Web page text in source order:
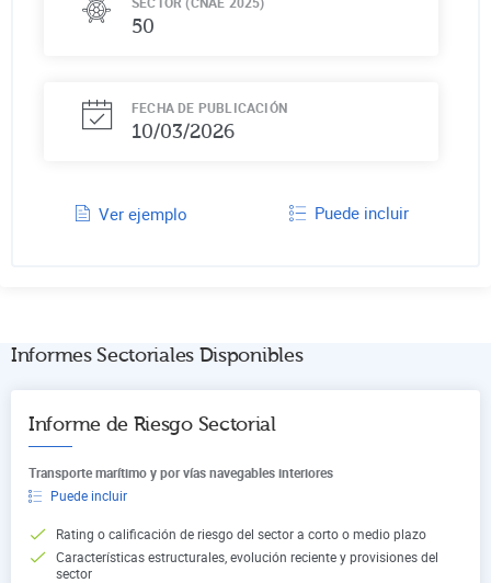
50
FECHA DE PUBLICACIÓN
10/03/2026
Ver ejemplo Puede incluir
Informes Sectoriales Disponibles
Informe de Riesgo Sectorial
Transporte marítimo y por vías navegables interiores
Puede incluir
Rating o calificación de riesgo del sector a corto o medio plazo
Características estructurales, evolución reciente y provisiones del
sector